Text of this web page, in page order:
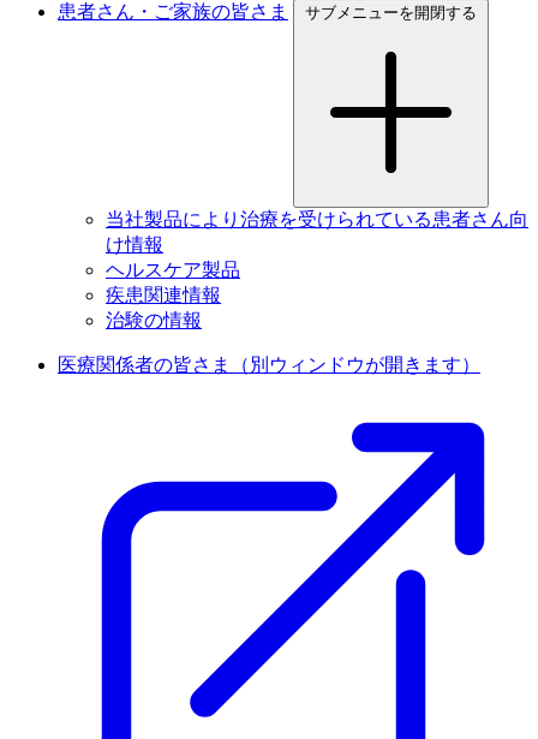
患者さん・ご家族の皆さま サブメニューを開閉する
当社製品により治療を受けられている患者さん向
け情報
ヘルスケア製品
疾患関連情報
治験の情報
医療関係者の皆さま （別ウィンドウが開きます）